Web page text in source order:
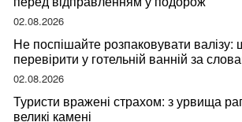
02.08.2026
Не поспішайте розпаковувати
перевірити у готельній ванній за
мандрівниці
02.08.2026
Туристи вражені страхом: з урвища
великі камені